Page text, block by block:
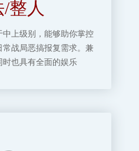
整人
中上级别，能够助你掌控
战局恶搞报复需求。兼
时也具有全面的娱乐